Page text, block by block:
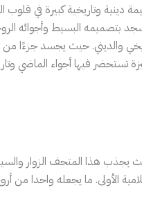
دينية وتاريخية كبيرة في
بتصميمه البسيط وأجوائه
والديني. حيث يجسد جزءًا
تستحضر فيها أجواء الماضي
يجذب هذا المتحف الزوار
ما يجعله واحدا من أروع